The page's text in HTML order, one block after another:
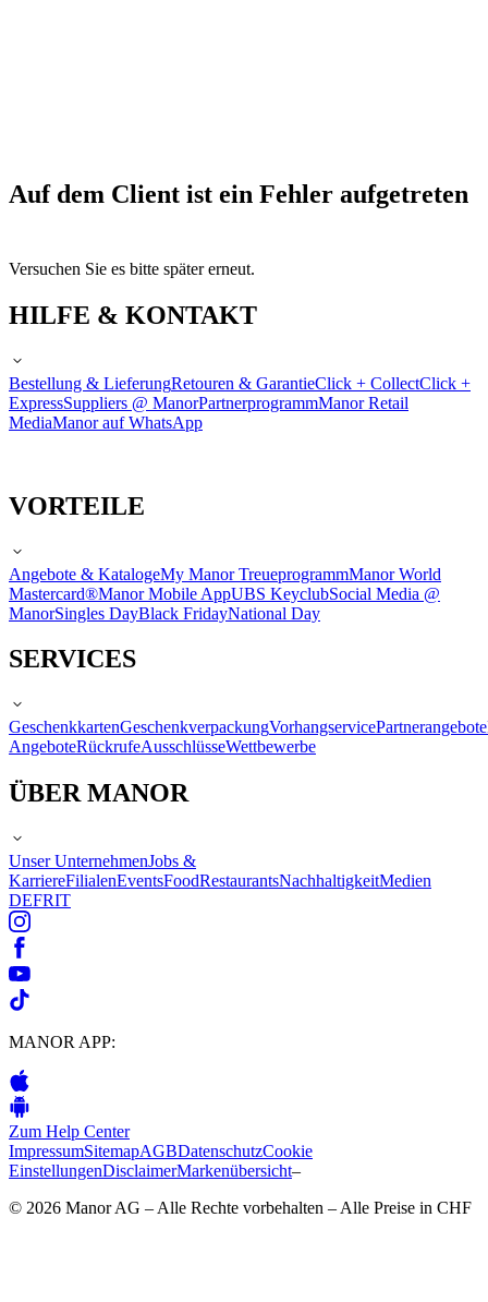
Auf dem Client ist ein Fehler aufgetreten
Versuchen Sie es bitte später erneut.
HILFE & KONTAKT
Bestellung & LieferungRetouren & GarantieClick + CollectClick +
ExpressSuppliers @ ManorPartnerprogrammManor Retail
MediaManor auf WhatsApp
VORTEILE
Angebote & KatalogeMy Manor TreueprogrammManor World
Mastercard®Manor Mobile AppUBS KeyclubSocial Media @
ManorSingles DayBlack FridayNational Day
SERVICES
GeschenkkartenGeschenkverpackungVorhangservicePartnerangebote
AngeboteRückrufeAusschlüsseWettbewerbe
ÜBER MANOR
Unser UnternehmenJobs &
KarriereFilialenEventsFoodRestaurantsNachhaltigkeitMedien
DEFRIT
MANOR APP:
Zum Help Center
ImpressumSitemapAGBDatenschutzCookie
EinstellungenDisclaimerMarkenübersicht–
© 2026 Manor AG – Alle Rechte vorbehalten – Alle Preise in CHF